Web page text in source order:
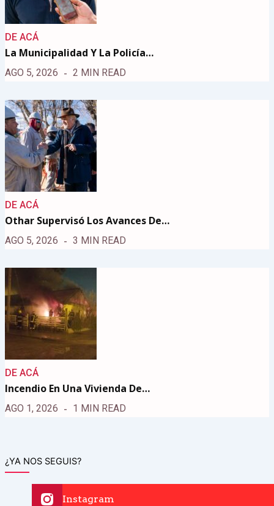
DE ACÁ
La Municipalidad Y La Policía…
AGO 5, 2026 2 MIN READ
DE ACÁ
Othar Supervisó Los Avances De…
AGO 5, 2026 3 MIN READ
DE ACÁ
Incendio En Una Vivienda De…
AGO 1, 2026 1 MIN READ
¿YA NOS SEGUIS?
Instagram